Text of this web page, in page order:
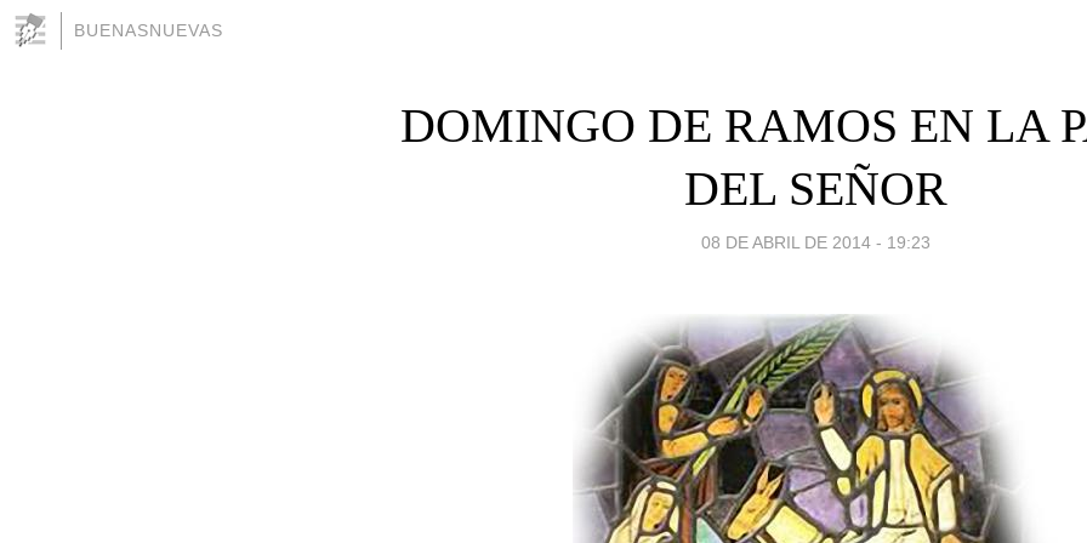
BUENASNUEVAS
DOMINGO DE RAMOS EN LA
DEL SEÑOR
08 DE ABRIL DE 2014 - 19:23